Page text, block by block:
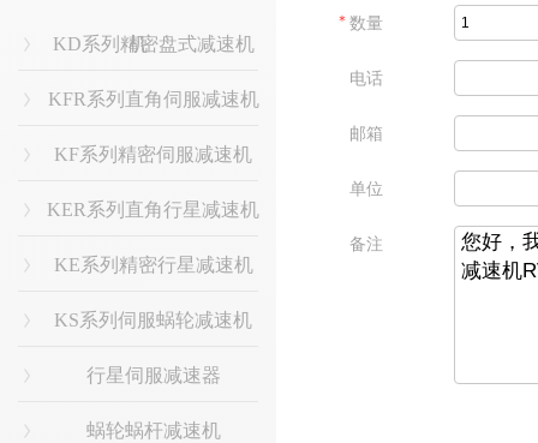
机
KD系列精密盘式减速机
KFR系列直角伺服减速机
KF系列精密伺服减速机
KER系列直角行星减速机
KE系列精密行星减速机
KS系列伺服蜗轮减速机
行星伺服减速器
蜗轮蜗杆减速机
＊ 数量
电话
邮箱
单位
备注